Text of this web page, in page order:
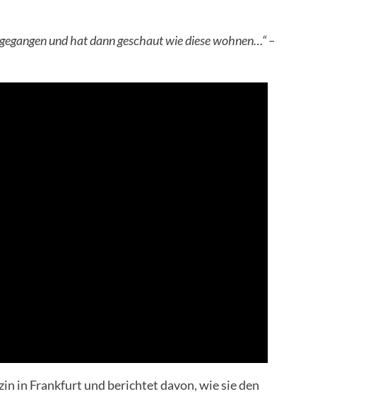
undhat dann geschaut wie diese wohnen…“–
in Frankfurt und berichtet davon, wie sie den